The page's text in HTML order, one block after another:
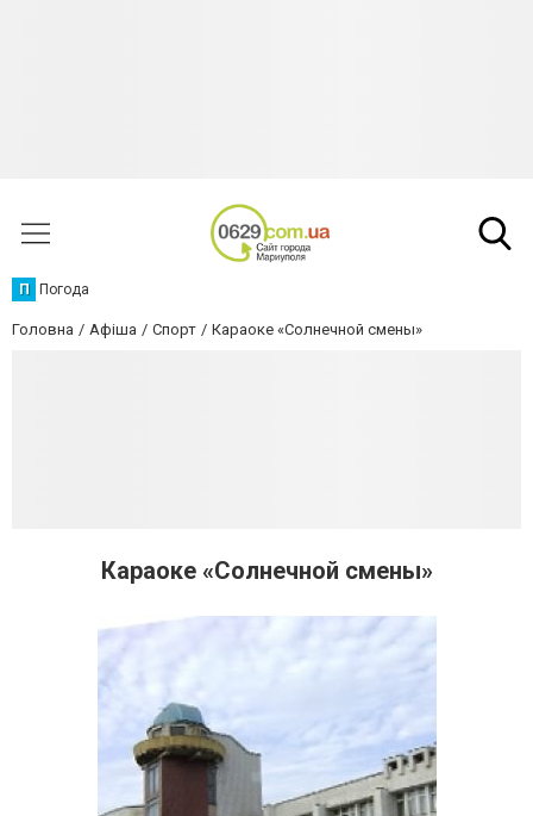
П Погода
Головна Афіша Спорт Караоке «Солнечной смены»
Караоке «Солнечной смены»